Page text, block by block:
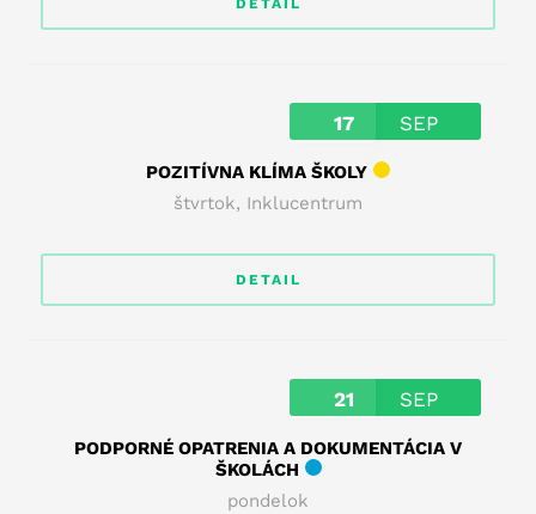
DETAIL
17 SEP
POZITÍVNA KLÍMA ŠKOLY
štvrtok, Inklucentrum
DETAIL
21 SEP
PODPORNÉ OPATRENIA A DOKUMENTÁCIA V
ŠKOLÁCH
pondelok